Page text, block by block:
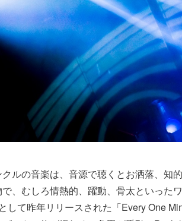
クルの音楽は、音源で聴くとお洒落、知
、むしろ情熱的、躍動、骨太といった
して昨年リリースされた「Every One